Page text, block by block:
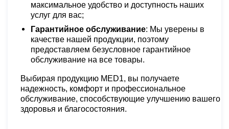
максимальное удобство и доступность наших
услуг для вас;
Гарантийное обслуживание: Мы уверены в
качестве нашей продукции, поэтому
предоставляем безусловное гарантийное
обслуживание на все товары.
Выбирая продукцию MED1, вы получаете
надежность, комфорт и профессиональное
обслуживание, способствующие улучшению вашего
здоровья и благосостояния.